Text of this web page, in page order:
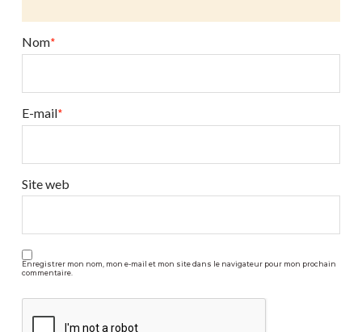
Nom*
E-mail*
Site web
Enregistrer mon nom, mon e-mail et mon site dans le navigateur pour mon prochain
commentaire.